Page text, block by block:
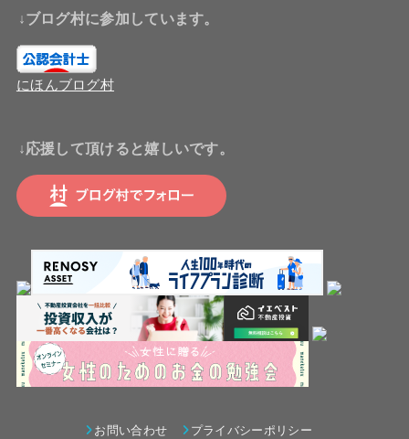
↓ブログ村に参加しています。
にほんブログ村
↓応援して頂けると嬉しいです。
お問い合わせ プライバシーポリシー